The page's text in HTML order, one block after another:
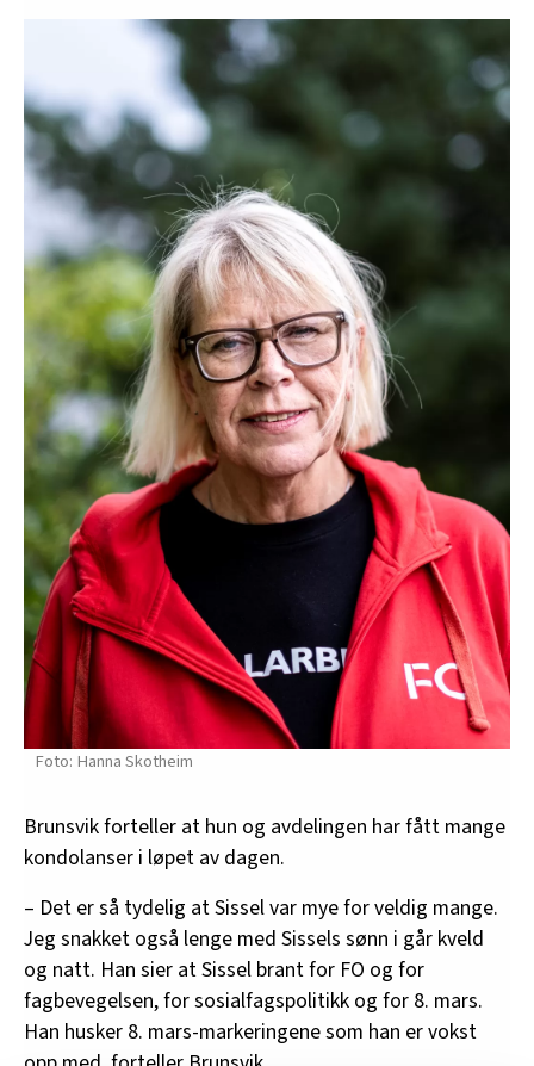
Hanna Skotheim
Brunsvik forteller at hun og avdelingen har fått mange
kondolanser i løpet av dagen.
– Det er så tydelig at Sissel var mye for veldig mange.
Jeg snakket også lenge med Sissels sønn i går kveld
og natt. Han sier at Sissel brant for FO og for
fagbevegelsen, for sosialfagspolitikk og for 8. mars.
Han husker 8. mars-markeringene som han er vokst